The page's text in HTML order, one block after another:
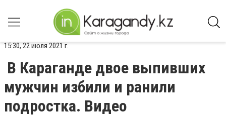
15:30, 22 июля 2021 г.
В Караганде двое выпивших
мужчин избили и ранили
подростка. Видео